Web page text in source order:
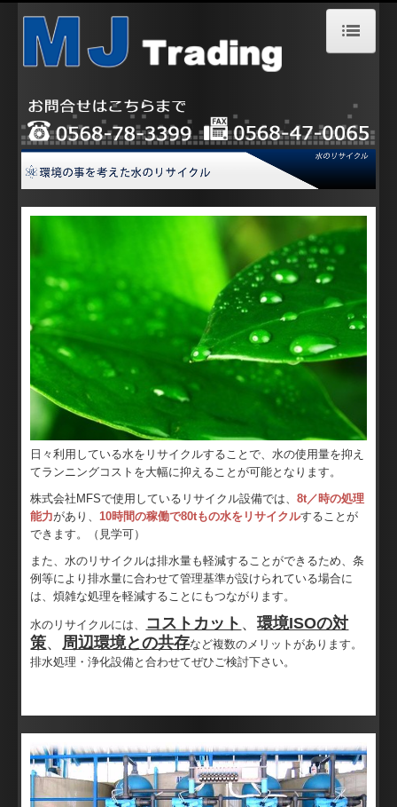
会社案内
サービス案内
設備機器/装置
排水処理
水のリサイクル
治具の製造販売
タイ語・英語翻訳
翻訳お見積り
東南アジア進出支援
リクルート・求人のお問い合わせ
日々利用している水をリサイクルすることで、水の使用量を抑え
てランニングコストを大幅に抑えることが可能となります。
株式会社MFSで使用しているリサイクル設備では、8t／時の処理
能力があり、10時間の稼働で80tもの水をリサイクルすることが
できます。（見学可）
また、水のリサイクルは排水量も軽減することができるため、条
例等により排水量に合わせて管理基準が設けられている場合に
は、煩雑な処理を軽減することにもつながります。
水のリサイクルには、 コストカット 、環境ISOの対
策、 周辺環境との共存など複数のメリットがあります。
排水処理・浄化設備と合わせてぜひご検討下さい。